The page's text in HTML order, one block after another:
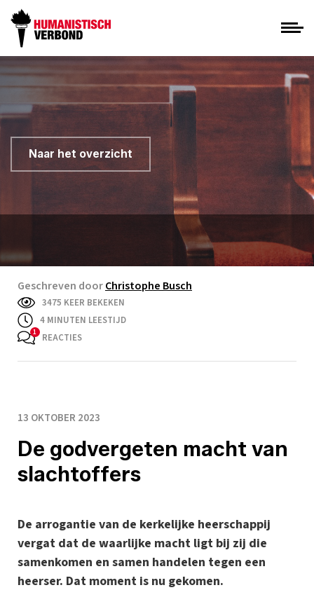
Naar het overzicht
Geschreven doorChristophe Busch
3475 KEER BEKEKEN
4 MINUTEN LEESTIJD
REACTIES
13 OKTOBER 2023
De godvergeten macht van
slachtoffers
De arrogantie van de kerkelijke heerschappij
vergat dat de waarlijke macht ligt bij zij die
samenkomen en samen handelen tegen een
heerser. Dat moment is nu gekomen.